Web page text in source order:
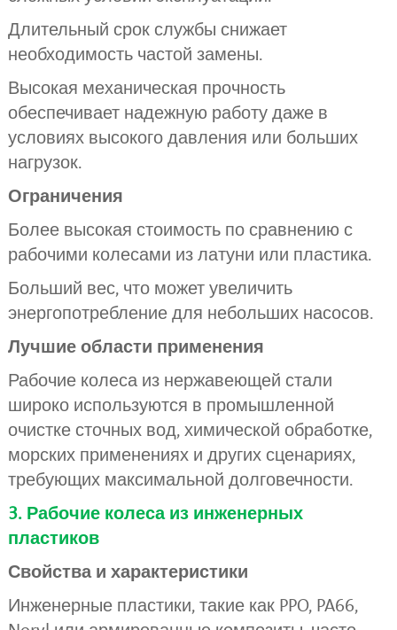
Длительный срок службы снижает
необходимость частой замены.
Высокая механическая прочность
обеспечивает надежную работу даже в
условиях высокого давления или больших
нагрузок.
Ограничения
Более высокая стоимость по сравнению с
рабочими колесами из латуни или пластика.
Больший вес, что может увеличить
энергопотребление для небольших насосов.
Лучшие области применения
Рабочие колеса из нержавеющей стали
широко используются в промышленной
очистке сточных вод, химической обработке,
морских применениях и других сценариях,
требующих максимальной долговечности.
3. Рабочие колеса из инженерных
пластиков
Свойства и характеристики
Инженерные пластики, такие как PPO, PA66,